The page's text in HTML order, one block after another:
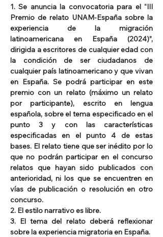
1. Se anuncia la convocatoria para el “III
Premio de relato UNAM-España sobre la
experiencia de la migración
latinoamericana en España (2024)”,
dirigida a escritores de cualquier edad con
la condición de ser ciudadanos de
cualquier país latinoamericano y que vivan
en España. Se podrá participar en este
premio con un relato (máximo un relato
por participante), escrito en lengua
española, sobre el tema especificado en el
punto 3 y con las características
especificadas en el punto 4 de estas
bases. El relato tiene que ser inédito por lo
que no podrán participar en el concurso
relatos que hayan sido publicados con
anterioridad, ni los que se encuentren en
vías de publicación o resolución en otro
concurso.
2. El estilo narrativo es libre.
3. El tema del relato deberá reflexionar
sobre la experiencia migratoria en España.